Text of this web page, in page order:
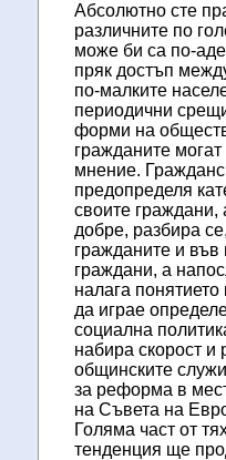
Абсолютно сте
различните по
може би са по-
пряк достъп
по-малките
периодични
форми на
гражданите
мнение.
предопределя
своите
добре, разбира
гражданите и във
граждани, а
налага
да играе
социална
набира скорост и
общинските
за реформа в
на Съвета на
Голяма част от
тенденция ще